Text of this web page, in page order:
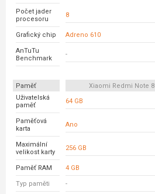
Počet jader
procesoru
8
Grafický chip Adreno 610
AnTuTu
Benchmark
-
Paměť Xiaomi Redmi Note 8
Uživatelská
paměť
64 GB
Paměťová
karta
Ano
Maximální
velikost karty
256 GB
Paměť RAM 4 GB
Typ paměti -